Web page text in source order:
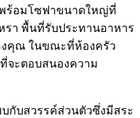
ร้อมโซฟาขนาดใหญ่ที่
า พื้นที่รับประทานอาหาร
งคุณ ในขณะที่ห้องครัว
จะตอบสนองความ
กับสวรรค์ส่วนตัวซึ่งมีสระ